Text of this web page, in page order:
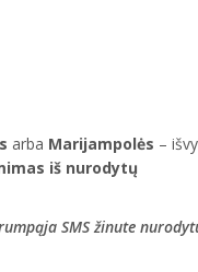
arba Marijampolės –
iš nurodytų
SMS žinute